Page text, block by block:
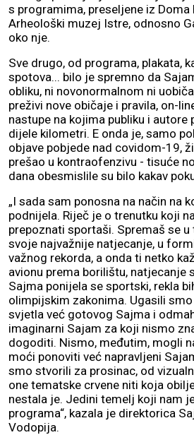
s programima, preseljene iz
Arheološki muzej Istre, odnosno
oko nje.
Sve drugo, od programa, plakata,
spotova... bilo je spremno da
obliku, ni novonormalnom ni
preživi nove običaje i pravila, on-
nastupe na kojima publiku i autore
dijele kilometri. E onda je, samo
objave pobjede nad covidom-19,
prešao u kontraofenzivu - tisuće
dana obesmislile su bilo kakav
„I sada sam ponosna na način na
podnijela. Riječ je o trenutku koji
prepoznati sportaši. Spremaš se
svoje najvažnije natjecanje, u
važnog rekorda, a onda ti netko
avionu prema borilištu, natjecanje
Sajma ponijela se sportski, rekla
olimpijskim zakonima. Ugasili
svjetla već gotovog Sajma i
imaginarni Sajam za koji nismo
dogoditi. Nismo, međutim, mogli
moći ponoviti već napravljeni
smo stvorili za prosinac, od
one tematske crvene niti koja
nestala je. Jedini temelj koji nam
programa“, kazala je direktorica
Vodopija.